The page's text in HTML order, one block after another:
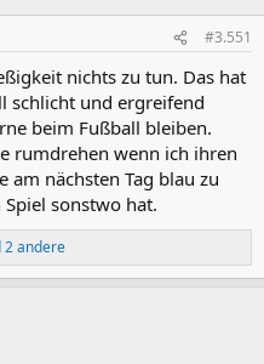
#3.551
nichts zu tun. Das hat
schlicht und ergreifend
beim Fußball bleiben.
rumdrehen wenn ich ihren
am nächsten Tag blau zu
sonstwo hat.
2 andere